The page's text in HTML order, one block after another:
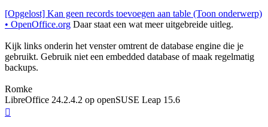
[Opgelost] Kan geen records toevoegen aan table (Toon onderwerp)
• OpenOffice.org Daar staat een wat meer uitgebreide uitleg.
Kijk links onderin het venster omtrent de database engine die je
gebruikt. Gebruik niet een embedded database of maak regelmatig
backups.
Romke
LibreOffice 24.2.4.2 op openSUSE Leap 15.6